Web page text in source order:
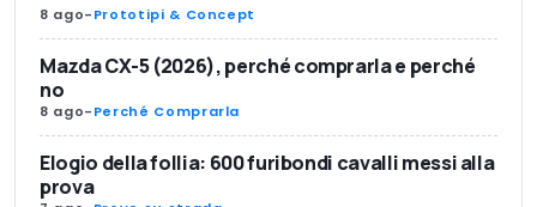
8 ago-Prototipi & Concept
Mazda CX-5 (2026), perché comprarla e perché
no
8 ago-Perché Comprarla
Elogio della follia: 600 furibondi cavalli messi alla
prova